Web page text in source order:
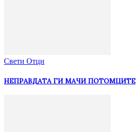
Свети Отци
НЕПРАВДАТА ГИ МАЧИ ПОТОМЦИТЕ